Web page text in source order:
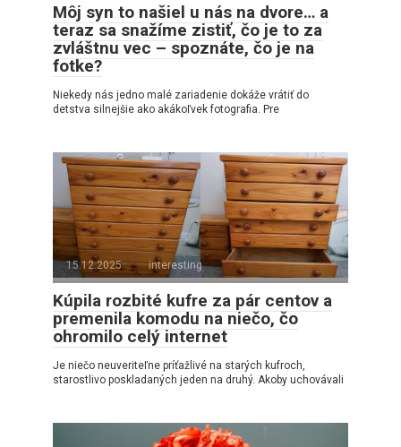
Môj syn to našiel u nás na dvore… a
teraz sa snažíme zistiť, čo je to za
zvláštnu vec – spoznáte, čo je na
fotke?
Niekedy nás jedno malé zariadenie dokáže vrátiť do
detstva silnejšie ako akákoľvek fotografia. Pre
15.12.2025 interesting
Kúpila rozbité kufre za pár centov a
premenila komodu na niečo, čo
ohromilo celý internet
Je niečo neuveriteľne príťažlivé na starých kufroch,
starostlivo poskladaných jeden na druhý. Akoby uchovávali